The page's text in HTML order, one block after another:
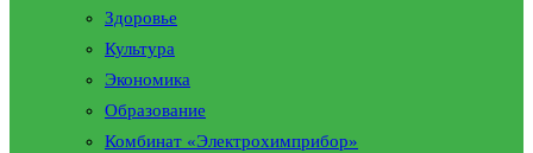
Здоровье
Культура
Экономика
Образование
Комбинат «Электрохимприбор»